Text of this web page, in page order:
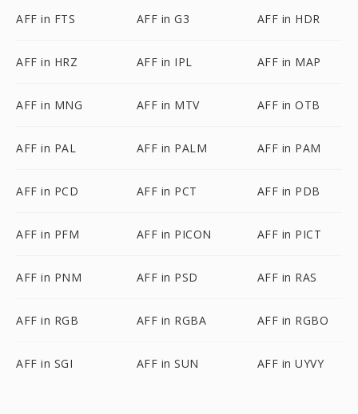
AFF in FTS AFF in G3 AFF in HDR
AFF in HRZ AFF in IPL AFF in MAP
AFF in MNG AFF in MTV AFF in OTB
AFF in PAL AFF in PALM AFF in PAM
AFF in PCD AFF in PCT AFF in PDB
AFF in PFM AFF in PICON AFF in PICT
AFF in PNM AFF in PSD AFF in RAS
AFF in RGB AFF in RGBA AFF in RGBO
AFF in SGI AFF in SUN AFF in UYVY